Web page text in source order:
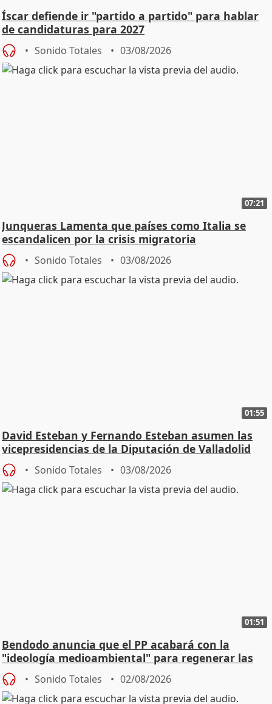
Íscar defiende ir "partido a partido" para hablar
de candidaturas para 2027
Sonido Totales 03/08/2026
07:21
Junqueras Lamenta que países como Italia se
escandalicen por la crisis migratoria
Sonido Totales 03/08/2026
01:55
David Esteban y Fernando Esteban asumen las
vicepresidencias de la Diputación de Valladolid
Sonido Totales 03/08/2026
01:51
Bendodo anuncia que el PP acabará con la
"ideología medioambiental" para regenerar las
playas
Sonido Totales 02/08/2026